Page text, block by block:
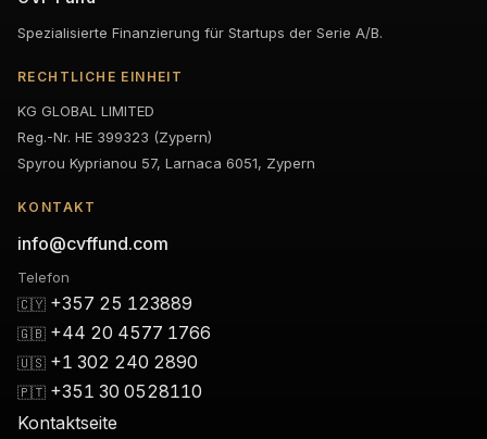
Spezialisierte Finanzierung für Startups der Serie A/B.
RECHTLICHE EINHEIT
KG GLOBAL LIMITED
Reg.-Nr. HE 399323 (Zypern)
Spyrou Kyprianou 57, Larnaca 6051, Zypern
KONTAKT
info@cvffund.com
Telefon
🇨🇾 +357 25 123889
🇬🇧 +44 20 4577 1766
🇺🇸 +1 302 240 2890
🇵🇹 +351 30 0528110
Kontaktseite